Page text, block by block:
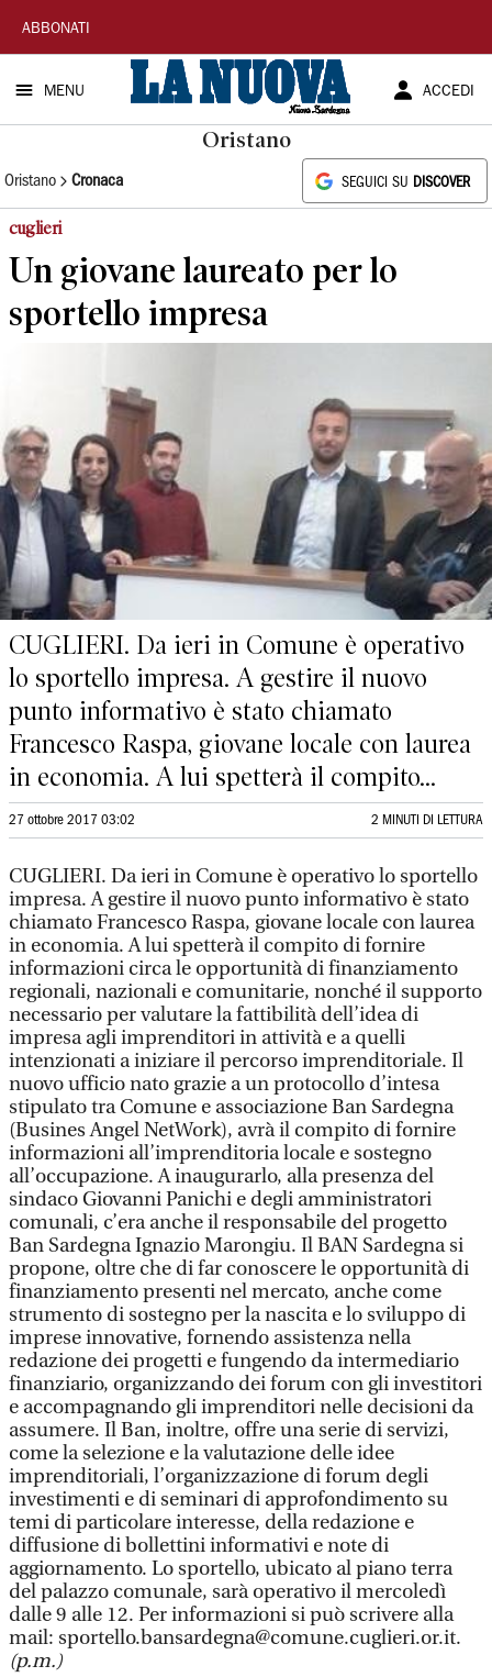
La
Nuova
Sardegna
ABBONATI
MENU ACCEDI
Oristano
Oristano Cronaca SEGUICI SU DISCOVER
cuglieri
Un giovane laureato per lo
sportello impresa
CUGLIERI. Da ieri in Comune è operativo
lo sportello impresa. A gestire il nuovo
punto informativo è stato chiamato
Francesco Raspa, giovane locale con laurea
in economia. A lui spetterà il compito...
27 ottobre 2017 03:02 2 MINUTI DI LETTURA
CUGLIERI. Da ieri in Comune è operativo lo sportello
impresa. A gestire il nuovo punto informativo è stato
chiamato Francesco Raspa, giovane locale con laurea
in economia. A lui spetterà il compito di fornire
informazioni circa le opportunità di finanziamento
regionali, nazionali e comunitarie, nonché il supporto
necessario per valutare la fattibilità dell’idea di
impresa agli imprenditori in attività e a quelli
intenzionati a iniziare il percorso imprenditoriale. Il
nuovo ufficio nato grazie a un protocollo d’intesa
stipulato tra Comune e associazione Ban Sardegna
(Busines Angel NetWork), avrà il compito di fornire
informazioni all’imprenditoria locale e sostegno
all’occupazione. A inaugurarlo, alla presenza del
sindaco Giovanni Panichi e degli amministratori
comunali, c’era anche il responsabile del progetto
Ban Sardegna Ignazio Marongiu. Il BAN Sardegna si
propone, oltre che di far conoscere le opportunità di
finanziamento presenti nel mercato, anche come
strumento di sostegno per la nascita e lo sviluppo di
imprese innovative, fornendo assistenza nella
redazione dei progetti e fungendo da intermediario
finanziario, organizzando dei forum con gli investitori
e accompagnando gli imprenditori nelle decisioni da
assumere. Il Ban, inoltre, offre una serie di servizi,
come la selezione e la valutazione delle idee
imprenditoriali, l’organizzazione di forum degli
investimenti e di seminari di approfondimento su
temi di particolare interesse, della redazione e
diffusione di bollettini informativi e note di
aggiornamento. Lo sportello, ubicato al piano terra
del palazzo comunale, sarà operativo il mercoledì
dalle 9 alle 12. Per informazioni si può scrivere alla
mail: sportello.bansardegna@comune.cuglieri.or.it.
(p.m.)